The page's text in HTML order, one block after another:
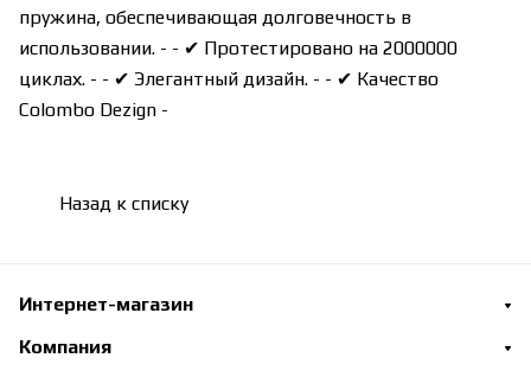
пружина, обеспечивающая долговечность в
использовании. - - ✔ Протестировано на 2000000
циклах. - - ✔ Элегантный дизайн. - - ✔ Качество
Colombo Dezign -
Назад к списку
Интернет-магазин
Компания